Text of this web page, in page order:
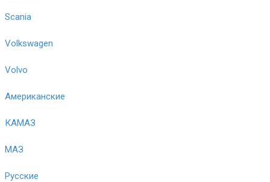
Scania
Volkswagen
Volvo
Американские
КАМАЗ
МАЗ
Русские